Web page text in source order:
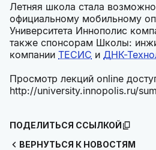
Летняя школа стала
официальному мобильному
Университета Иннополис
также спонсорам Школы:
компании ТЕСИС и ДНК-
Просмотр лекций online
http://university.innopolis.ru/
ВЕРНУТЬСЯ К НОВОСТЯМ
ПОДЕЛИТЬСЯ ССЫЛКОЙ